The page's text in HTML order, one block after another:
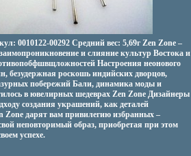
0010122-00292 Средний вес: 5,69г Zen Zone –
и слияние культур Востока и
Настроения неонового
безудержная роскошь индийских дворцов,
побережий Бали, динамика моды и
в ювелирных шедеврах Zen Zone Дизайнеры
создания украшений, как деталей
дарят вам привилегию избранных –
неповторимый образ, приобретая при этом
успехе.